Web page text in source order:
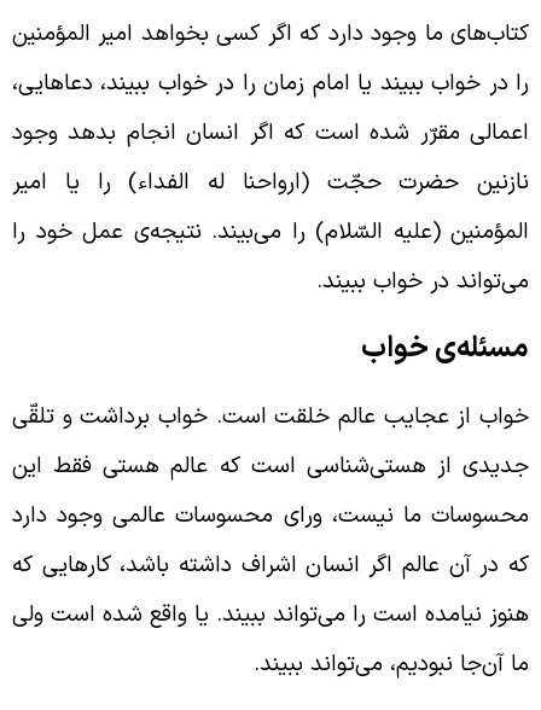
ما وجود دارد که اگر کسی بخواهد امیر المؤمنین
در خواب ببیند یا امام زمان را در خواب ببیند، دعاهایی،
مقرّر شده است که اگر انسان انجام بدهد وجود
حضرت حجّت (ارواحنا له الفداء) را یا امیر
(علیه السّلام) را می‌بیند. نتیجه‌ی عمل خود را
در خواب ببیند.
خواب
از عجایب عالم خلقت است. خواب برداشت و تلقّی
از هستی‌شناسی است که عالم هستی فقط این
ما نیست،‌ ورای محسوسات عالمی وجود دارد
در آن عالم اگر انسان اشراف داشته باشد، کارهایی که
نیامده است را می‌تواند ببیند. یا واقع شده است ولی
آن‌جا نبودیم، می‌تواند ببیند.